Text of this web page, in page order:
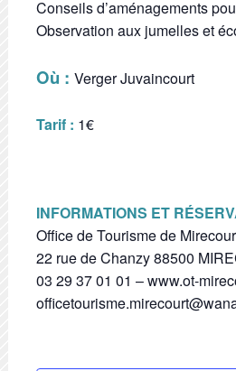
Conseils d’aménagements
Observation aux jumelles et
Où : Verger Juvaincourt
Tarif : 1€
INFORMATIONS ET
Office de Tourisme de
22 rue de Chanzy 88500
03 29 37 01 01 – www.ot-